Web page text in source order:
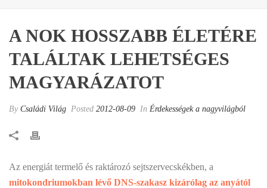
A NOK HOSSZABB ÉLETÉRE
TALÁLTAK LEHETSÉGES
MAGYARÁZATOT
By Családi Világ Posted 2012-08-09 In Érdekességek a nagyvilágból
Az energiát termelő és raktározó sejtszervecskékben, a
mitokondriumokban lévő DNS-szakasz kizárólag az anyától